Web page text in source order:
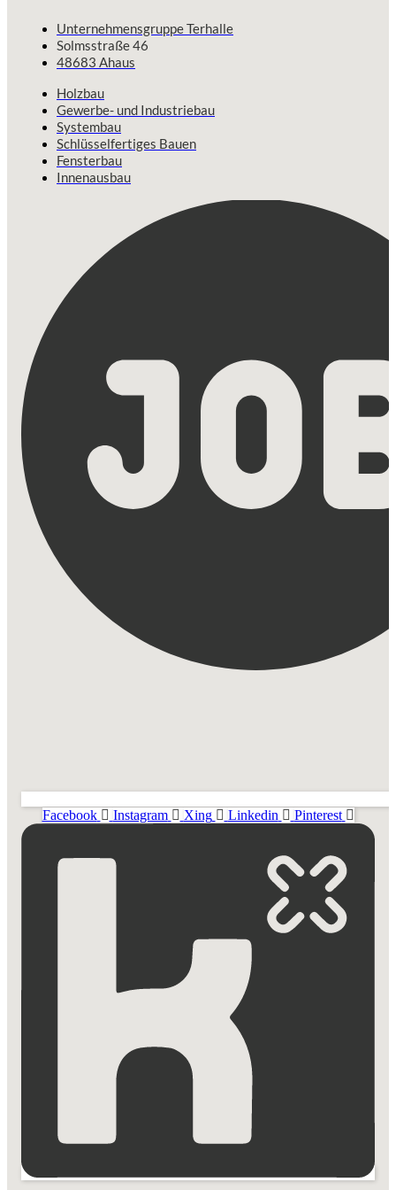
Unternehmensgruppe Terhalle
Solmsstraße 46
48683 Ahaus
Holzbau
Gewerbe- und Industriebau
Systembau
Schlüsselfertiges Bauen
Fensterbau
Innenausbau
Facebook Instagram Xing Linkedin Pinterest